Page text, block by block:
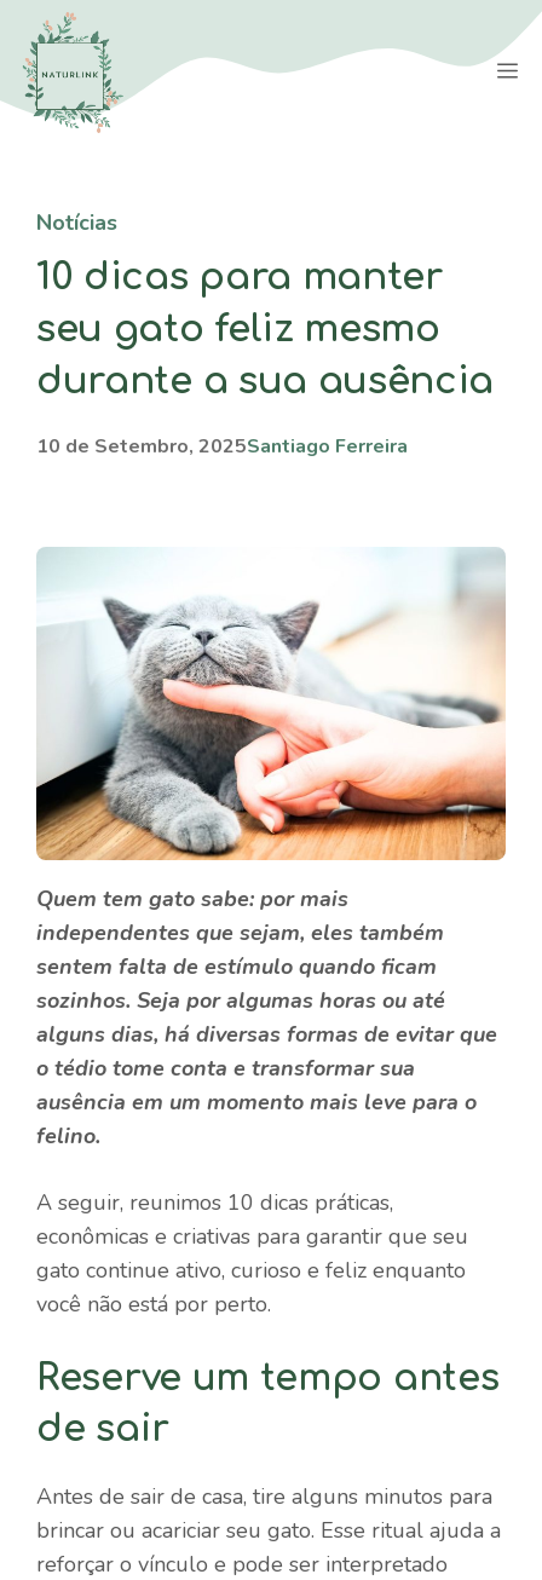
Saltar
para
conteúdo
Notícias
10 dicas para manter
seu gato feliz mesmo
durante a sua ausência
10 de Setembro, 2025Santiago Ferreira
Quem tem gato sabe: por mais
independentes que sejam, eles também
sentem falta de estímulo quando ficam
sozinhos. Seja por algumas horas ou até
alguns dias, há diversas formas de evitar que
o tédio tome conta e transformar sua
ausência em um momento mais leve para o
felino.
A seguir, reunimos 10 dicas práticas,
econômicas e criativas para garantir que seu
gato continue ativo, curioso e feliz enquanto
você não está por perto.
Reserve um tempo antes
de sair
Antes de sair de casa, tire alguns minutos para
brincar ou acariciar seu gato. Esse ritual ajuda a
reforçar o vínculo e pode ser interpretado